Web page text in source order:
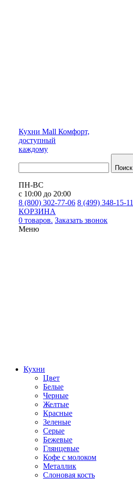
Кухни Mall Комфорт,
доступный
каждому
Поиск
ПН-ВС
с 10:00 до 20:00
8 (800) 302-77-06 8 (499) 348-15-11
КОРЗИНА
0 товаров. Заказать звонок
Меню
Кухни
Цвет
Белые
Черные
Желтые
Красные
Зеленые
Серые
Бежевые
Глянцевые
Кофе с молоком
Металлик
Слоновая кость